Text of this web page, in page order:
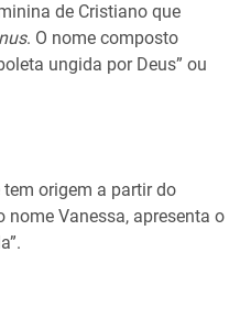
de Cristiano que
. O nome composto
ungida por Deus” ou
origem a partir do
Vanessa, apresenta o